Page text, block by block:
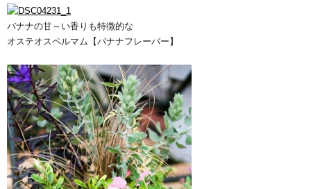
バナナの甘～い香りも特徴的な
オステオスペルマム【バナナフレーバー】